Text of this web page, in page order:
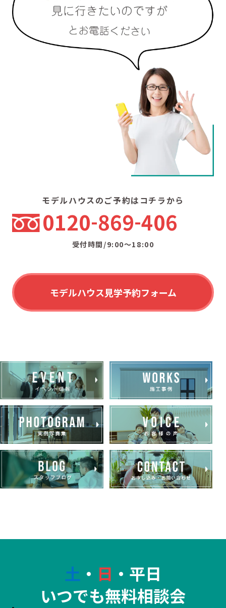
モデルハウスのご予約はコチラから
0120 869 406
受付時間/9:00〜18:00
モデルハウス見学予約フォーム
土 ・ 日 ・平日
いつでも無料相談会